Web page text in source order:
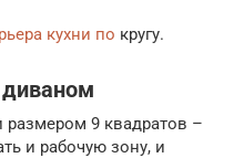
кухни по кругу.
размером 9 квадратов –
и рабочую зону, и